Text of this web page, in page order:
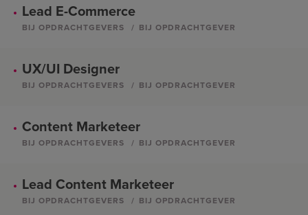
Lead E-Commerce
BIJ OPDRACHTGEVERS BIJ OPDRACHTGEVER
UX/UI Designer
BIJ OPDRACHTGEVERS BIJ OPDRACHTGEVER
Content Marketeer
BIJ OPDRACHTGEVERS BIJ OPDRACHTGEVER
Lead Content Marketeer
BIJ OPDRACHTGEVERS BIJ OPDRACHTGEVER